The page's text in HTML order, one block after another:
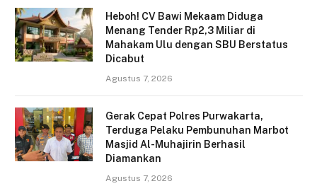
Heboh! CV Bawi Mekaam Diduga
Menang Tender Rp2,3 Miliar di
Mahakam Ulu dengan SBU Berstatus
Dicabut
Agustus 7, 2026
Gerak Cepat Polres Purwakarta,
Terduga Pelaku Pembunuhan Marbot
Masjid Al-Muhajirin Berhasil
Diamankan
Agustus 7, 2026